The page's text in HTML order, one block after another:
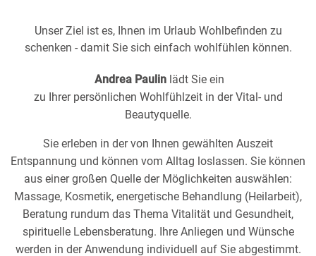
Unser Ziel ist es, Ihnen im Urlaub Wohlbefinden zu
schenken - damit Sie sich einfach wohlfühlen können.
Andrea Paulin lädt Sie ein
zu Ihrer persönlichen Wohlfühlzeit in der Vital- und
Beautyquelle.
Sie erleben in der von Ihnen gewählten Auszeit
Entspannung und können vom Alltag loslassen. Sie können
aus einer großen Quelle der Möglichkeiten auswählen:
Massage, Kosmetik, energetische Behandlung (Heilarbeit),
Beratung rundum das Thema Vitalität und Gesundheit,
spirituelle Lebensberatung. Ihre Anliegen und Wünsche
werden in der Anwendung individuell auf Sie abgestimmt.